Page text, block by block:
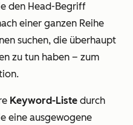
den Head-Begriff
einer ganzen Reihe
suchen, die überhaupt
zu tun haben – zum
Keyword-Liste durch
eine ausgewogene